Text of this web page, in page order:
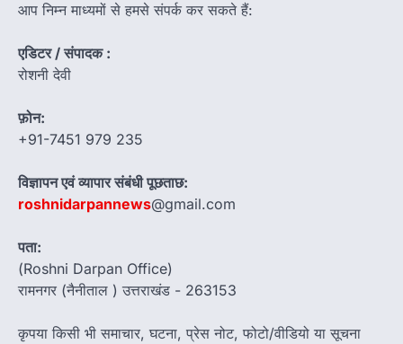
आप निम्न माध्यमों से हमसे संपर्क कर सकते हैं:
एडिटर / संपादक :
रोशनी देवी
फ़ोन:
+91-7451 979 235
विज्ञापन एवं व्यापार संबंधी पूछताछ:
roshnidarpannews@gmail.com
पता:
(Roshni Darpan Office)
रामनगर (नैनीताल ) उत्तराखंड - 263153
कृपया किसी भी समाचार, घटना, प्रेस नोट, फोटो/वीडियो या सूचना